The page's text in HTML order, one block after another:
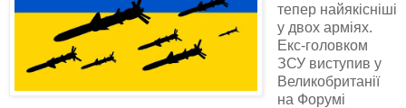
тепер найякісніші
у двох арміях.
Екс-головком
ЗСУ виступив у
Великобританії
на Форумі